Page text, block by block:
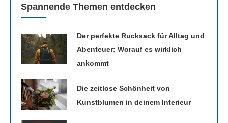
Spannende Themen entdecken
Der perfekte Rucksack für Alltag und
Abenteuer: Worauf es wirklich
ankommt
Die zeitlose Schönheit von
Kunstblumen in deinem Interieur